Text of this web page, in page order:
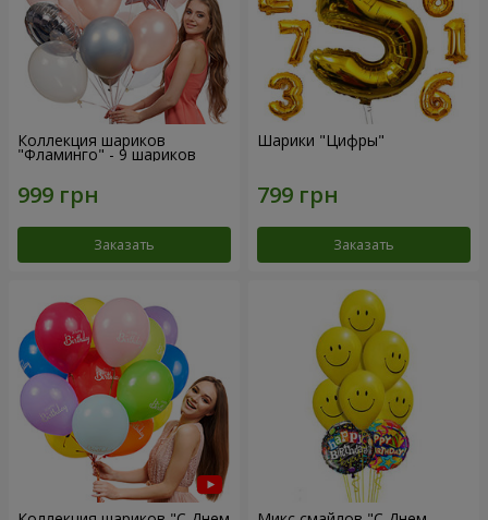
Коллекция шариков
"Фламинго" - 9 шариков
Заказать
Шарики "Цифры"
Заказать